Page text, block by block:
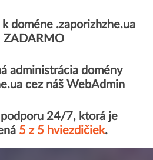
doméne .zaporizhzhe.ua
ZADARMO
administrácia domény
cez náš WebAdmin
podporu 24/7, ktorá je
5 z 5 hviezdičiek.